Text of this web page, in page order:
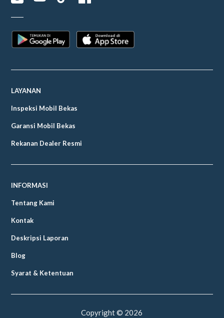
LAYANAN
Inspeksi Mobil Bekas
Garansi Mobil Bekas
Rekanan Dealer Resmi
INFORMASI
Tentang Kami
Kontak
Deskripsi Laporan
Blog
Syarat & Ketentuan
Copyright © 2026